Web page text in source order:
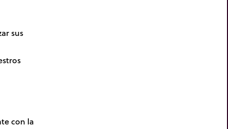
sus
con la